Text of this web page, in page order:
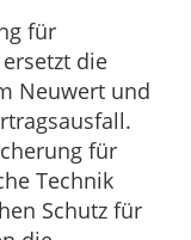
für
die
Neuwert und
für
Technik
Schutz für